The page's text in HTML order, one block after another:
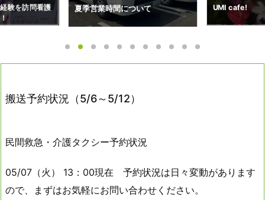
て UMI cafe! 搬送予約状況
搬送予約状況（5/6～5/12）
民間救急・介護タクシー予約状況
05/07（火） 13：00現在 予約状況は日々変動があります
ので、まずはお気軽にお問い合わせください。